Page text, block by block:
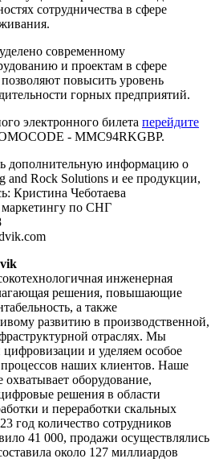
сотрудничества в сфере
современному
и проектам в сфере
повысить уровень
горных предприятий.
электронного билета перейдите
- MMC94RKGBP.
дополнительную информацию о
and Rock Solutions и ее продукции,
Кристина Чеботаева
по СНГ
инженерная
решения, повышающие
а также
развитию в производственной,
отраслях. Мы
и уделяем особое
наших клиентов. Наше
оборудование,
решения в области
и переработки скальных
год количество сотрудников
41 000, продажи осуществлялись
около 127 миллиардов